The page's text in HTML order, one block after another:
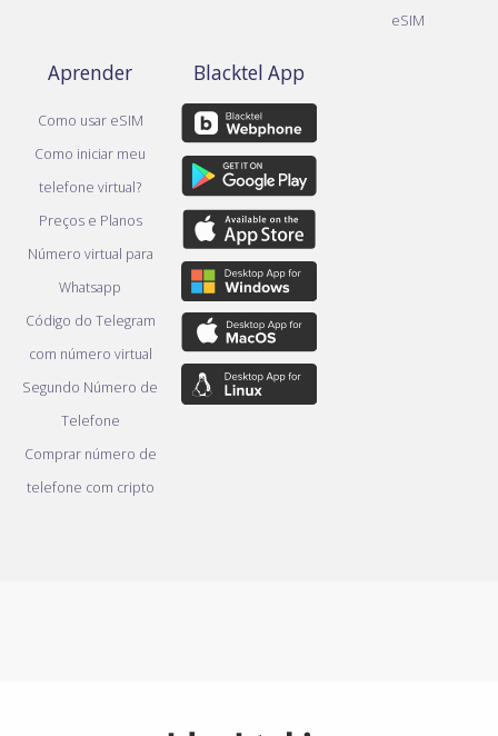
eSIM
Aprender
Como usar eSIM
Como iniciar meu
telefone virtual?
Preços e Planos
Número virtual para
Whatsapp
Código do Telegram
com número virtual
Segundo Número de
Telefone
Comprar número de
telefone com cripto
Blacktel App